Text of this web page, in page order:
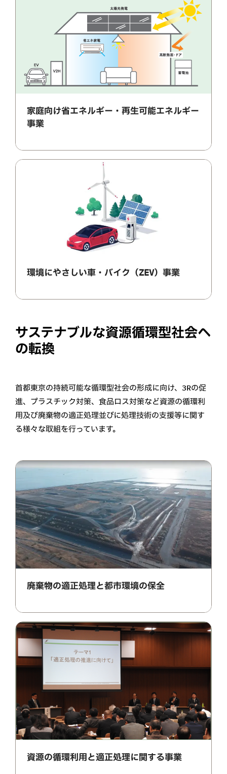
家庭向け省エネルギー・再生可能エネルギー
事業
環境にやさしい車・バイク（ZEV）事業
サステナブルな資源循環型社会へ
の転換
首都東京の持続可能な循環型社会の形成に向け、3Rの促
進、プラスチック対策、食品ロス対策など資源の循環利
用及び廃棄物の適正処理並びに処理技術の支援等に関す
る様々な取組を行っています。
廃棄物の適正処理と都市環境の保全
資源の循環利用と適正処理に関する事業